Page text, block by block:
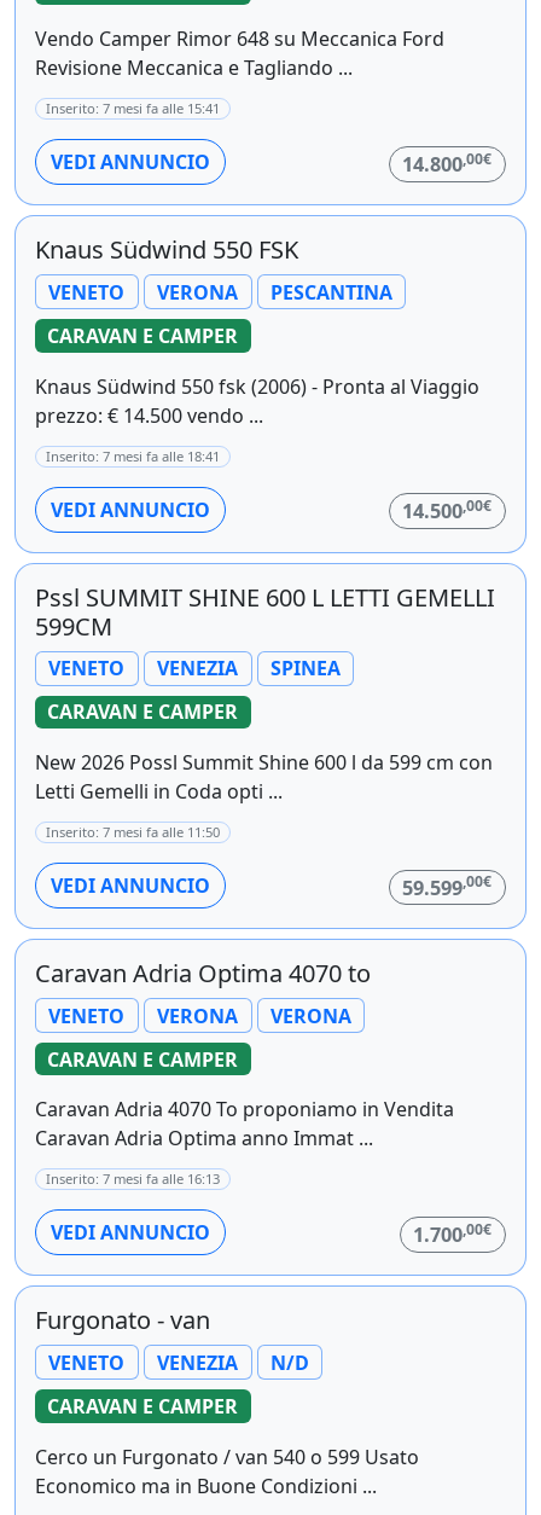
Vendo Camper Rimor 648 su Meccanica Ford
Revisione Meccanica e Tagliando ...
Inserito: 7 mesi fa alle 15:41
VEDI ANNUNCIO 14.800,00€
Knaus Südwind 550 FSK
VENETO VERONA
PESCANTINA
CARAVAN E CAMPER
Knaus Südwind 550 fsk (2006) - Pronta al Viaggio
prezzo: € 14.500 vendo ...
Inserito: 7 mesi fa alle 18:41
VEDI ANNUNCIO 14.500,00€
Pssl SUMMIT SHINE 600 L LETTI GEMELLI
599CM
VENETO VENEZIA
SPINEA
CARAVAN E CAMPER
New 2026 Possl Summit Shine 600 l da 599 cm con
Letti Gemelli in Coda opti ...
Inserito: 7 mesi fa alle 11:50
VEDI ANNUNCIO 59.599,00€
Caravan Adria Optima 4070 to
VENETO VERONA
VERONA
CARAVAN E CAMPER
Caravan Adria 4070 To proponiamo in Vendita
Caravan Adria Optima anno Immat ...
Inserito: 7 mesi fa alle 16:13
VEDI ANNUNCIO 1.700,00€
Furgonato - van
VENETO VENEZIA
N/D
CARAVAN E CAMPER
Cerco un Furgonato / van 540 o 599 Usato
Economico ma in Buone Condizioni ...